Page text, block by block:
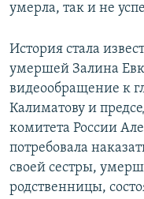
умерла, так и не
История стала
умершей Залина
видеообращение к
Калиматову и
комитета России
потребовала
своей сестры,
родственницы,